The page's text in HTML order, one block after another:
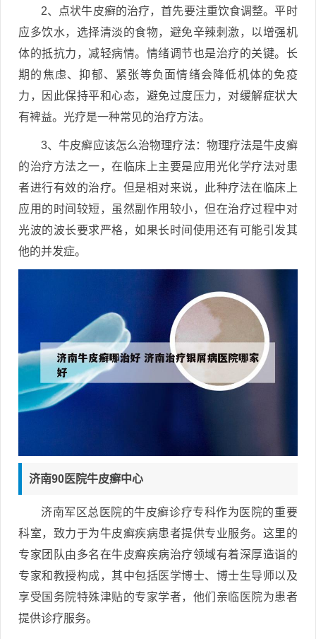
2、点状牛皮癣的治疗，首先要注重饮食调整。平时
应多饮水，选择清淡的食物，避免辛辣刺激，以增强机
体的抵抗力，减轻病情。情绪调节也是治疗的关键。长
期的焦虑、抑郁、紧张等负面情绪会降低机体的免疫
力，因此保持平和心态，避免过度压力，对缓解症状大
有裨益。光疗是一种常见的治疗方法。
3、牛皮癣应该怎么治物理疗法：物理疗法是牛皮癣
的治疗方法之一，在临床上主要是应用光化学疗法对患
者进行有效的治疗。但是相对来说，此种疗法在临床上
应用的时间较短，虽然副作用较小，但在治疗过程中对
光波的波长要求严格，如果长时间使用还有可能引发其
他的并发症。
济南90医院牛皮癣中心
济南军区总医院的牛皮癣诊疗专科作为医院的重要
科室，致力于为牛皮癣疾病患者提供专业服务。这里的
专家团队由多名在牛皮癣疾病治疗领域有着深厚造诣的
专家和教授构成，其中包括医学博士、博士生导师以及
享受国务院特殊津贴的专家学者，他们亲临医院为患者
提供诊疗服务。